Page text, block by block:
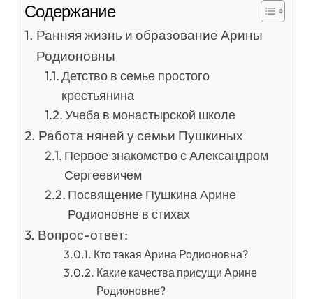
Содержание
Ранняя жизнь и образование Арины
Родионовны
Детство в семье простого
крестьянина
Учеба в монастырской школе
Работа няней у семьи Пушкиных
Первое знакомство с Александром
Сергеевичем
Посвящение Пушкина Арине
Родионовне в стихах
Вопрос-ответ:
Кто такая Арина Родионовна?
Какие качества присущи Арине
Родионовне?